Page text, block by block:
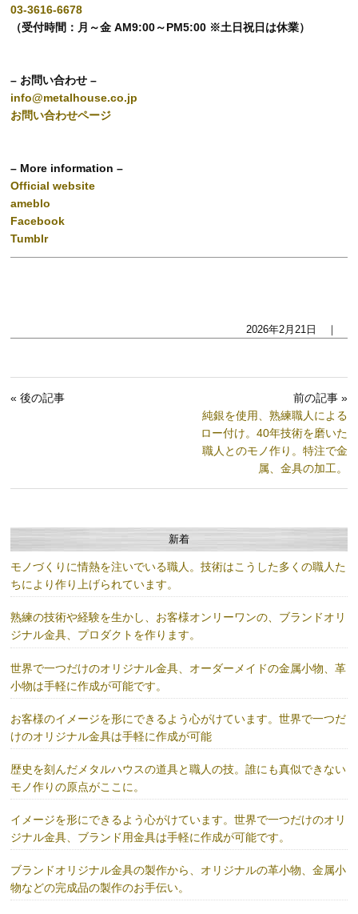
03-3616-6678
（受付時間：月～金 AM9:00～PM5:00 ※土日祝日は休業）
– お問い合わせ –
info@metalhouse.co.jp
お問い合わせページ
– More information –
Official website
ameblo
Facebook
Tumblr
2026年2月21日 ｜
« 後の記事
前の記事 »
純銀を使用、熟練職人による
ロー付け。40年技術を磨いた
職人とのモノ作り。特注で金
属、金具の加工。
新着
モノづくりに情熱を注いでいる職人。技術はこうした多くの職人た
ちにより作り上げられています。
熟練の技術や経験を生かし、お客様オンリーワンの、ブランドオリ
ジナル金具、プロダクトを作ります。
世界で一つだけのオリジナル金具、オーダーメイドの金属小物、革
小物は手軽に作成が可能です。
お客様のイメージを形にできるよう心がけています。世界で一つだ
けのオリジナル金具は手軽に作成が可能
歴史を刻んだメタルハウスの道具と職人の技。誰にも真似できない
モノ作りの原点がここに。
イメージを形にできるよう心がけています。世界で一つだけのオリ
ジナル金具、ブランド用金具は手軽に作成が可能です。
ブランドオリジナル金具の製作から、オリジナルの革小物、金属小
物などの完成品の製作のお手伝い。